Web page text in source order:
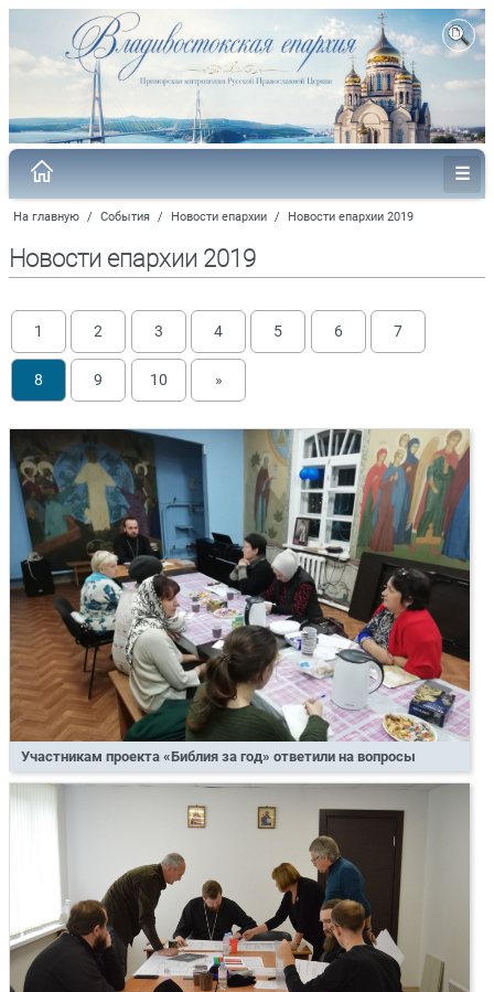
На главную / События / Новости епархии / Новости епархии 2019
Новости епархии 2019
1 2 3 4 5 6 7
8 9 10 »
Участникам проекта «Библия за год» ответили на вопросы